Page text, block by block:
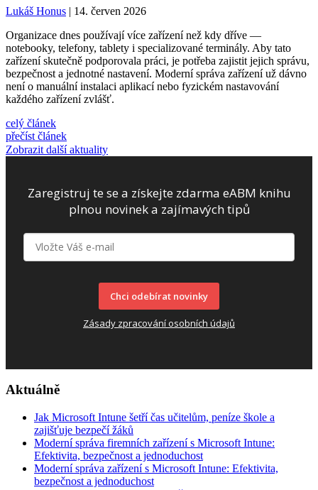
Lukáš Honus | 14. červen 2026
Organizace dnes používají více zařízení než kdy dříve —
notebooky, telefony, tablety i specializované terminály. Aby tato
zařízení skutečně podporovala práci, je potřeba zajistit jejich správu,
bezpečnost a jednotné nastavení. Moderní správa zařízení už dávno
není o manuální instalaci aplikací nebo fyzickém nastavování
každého zařízení zvlášť.
celý článek
přečíst článek
Zobrazit další aktuality
Zaregistruj te se a získejte zdarma eABM knihu
plnou novinek a zajímavých tipů
Chci odebírat novinky
Zásady zpracování osobních údajů
Aktuálně
Jak Microsoft Intune šetří čas učitelům, peníze škole a
zajišťuje bezpečí žáků
Moderní správa firemních zařízení s Microsoft Intune:
Efektivita, bezpečnost a jednoduchost
Moderní správa zařízení s Microsoft Intune: Efektivita,
bezpečnost a jednoduchost